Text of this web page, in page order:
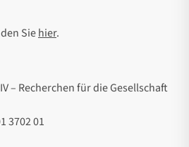
Siehier.
– Recherchen für die Gesellschaft
3702 01